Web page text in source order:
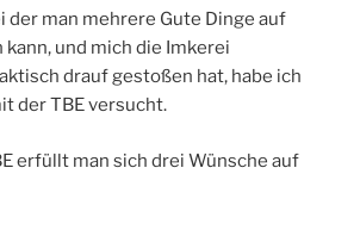
der man mehrere Gute Dinge auf
und mich die Imkerei
drauf gestoßen hat, habe ich
der TBE versucht.
erfüllt man sich drei Wünsche auf